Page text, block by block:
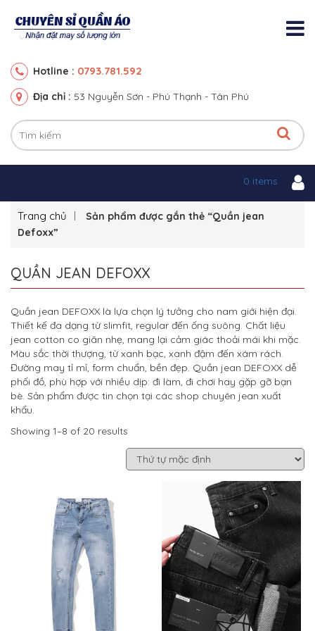
Hotline : 0793.781.592
Địa chỉ : 53 Nguyễn Sơn - Phú Thạnh - Tân Phú
0 items
Trang chủ
Sản phẩm được gắn thẻ “Quần jean
Defoxx”
QUẦN JEAN DEFOXX
Quần jean DEFOXX là lựa chọn lý tưởng cho nam giới hiện đại.
Thiết kế đa dạng từ slimfit, regular đến ống suông. Chất liệu
jean cotton co giãn nhẹ, mang lại cảm giác thoải mái khi mặc.
Màu sắc thời thượng, từ xanh bạc, xanh đậm đến xám rách.
Đường may tỉ mỉ, form chuẩn, bền đẹp. Quần jean DEFOXX dễ
phối đồ, phù hợp với nhiều dịp: đi làm, đi chơi hay gặp gỡ bạn
bè. Sản phẩm được tin chọn tại các shop chuyên jean xuất
khẩu.
Showing 1–8 of 20 results
Sale